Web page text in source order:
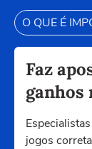
O QUE É
Faz
ganhos
jogos